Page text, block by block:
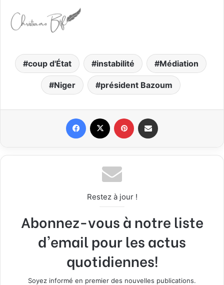
coup d'État instabilité Médiation
Niger président Bazoum
Restez à jour !
Abonnez-vous à notre liste
d'email pour les actus
quotidiennes!
Soyez informé en premier des nouvelles publications.